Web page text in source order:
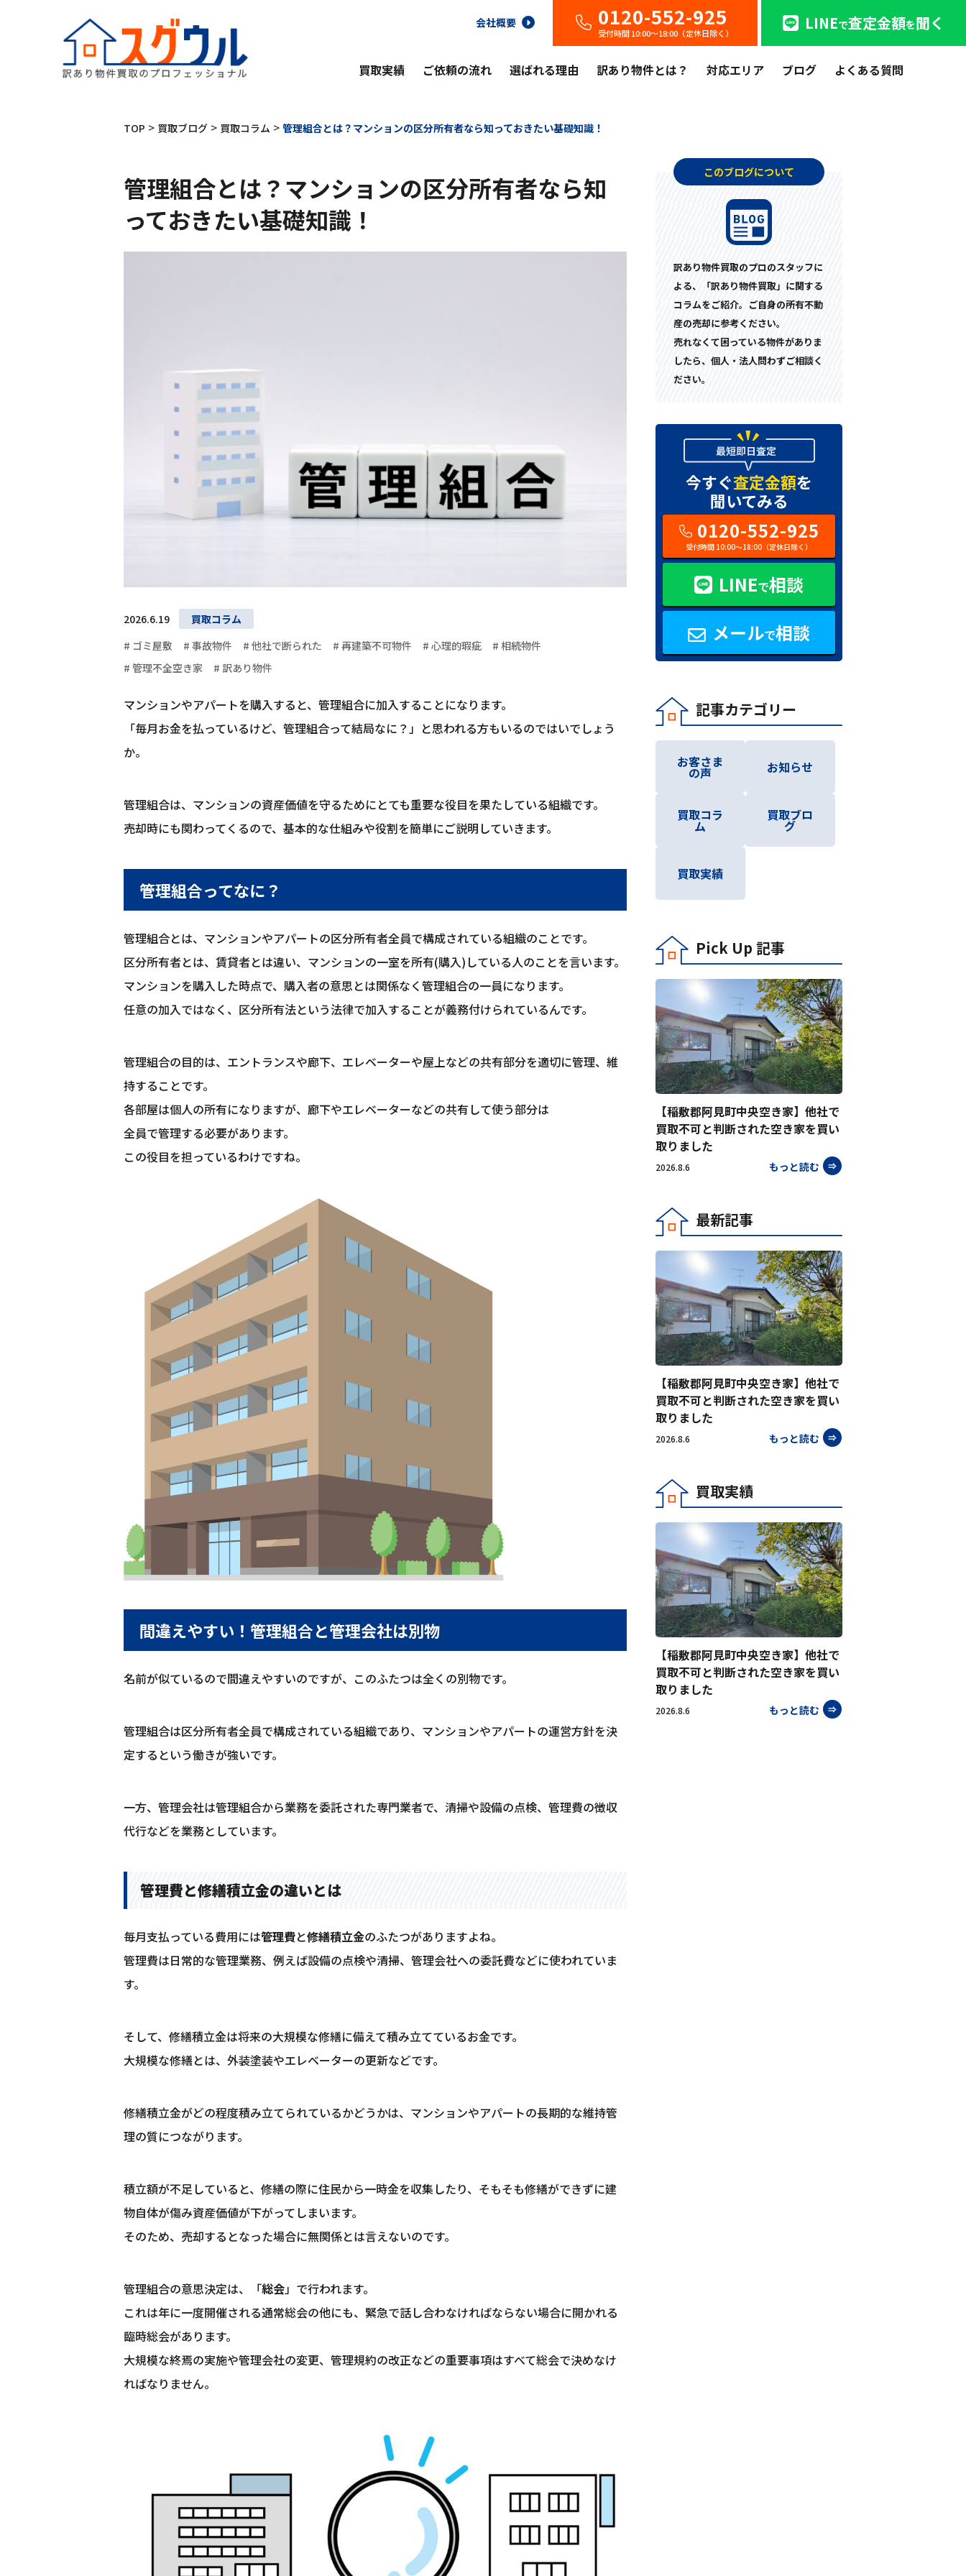
買取実績 ご依頼の流れ 選ばれる理由 訳あり物件とは？ 対応エリア ブログ よくある質問
会社概要 0120-552-925
受付時間 10:00〜18:00（定休日除く） LINEで査定金額を聞く
TOP > 買取ブログ > 買取コラム > 管理組合とは？マンションの区分所有者なら知っておきたい基礎知識！
管理組合とは？マンションの区分所有者なら知
っておきたい基礎知識！
2026.6.19
買取コラム
# ゴミ屋敷
# 事故物件 # 他社で断られた # 再建築不可物件 # 心理的瑕疵
# 相続物件
# 管理不全空き家
# 訳あり物件
マンションやアパートを購入すると、管理組合に加入することになります。
「毎月お金を払っているけど、管理組合って結局なに？」と思われる方もいるのではいでしょう
か。
管理組合は、マンションの資産価値を守るためにとても重要な役目を果たしている組織です。
売却時にも関わってくるので、基本的な仕組みや役割を簡単にご説明していきます。
管理組合ってなに？
管理組合とは、マンションやアパートの区分所有者全員で構成されている組織のことです。
区分所有者とは、賃貸者とは違い、マンションの一室を所有(購入)している人のことを言います。
マンションを購入した時点で、購入者の意思とは関係なく管理組合の一員になります。
任意の加入ではなく、区分所有法という法律で加入することが義務付けられているんです。
管理組合の目的は、エントランスや廊下、エレベーターや屋上などの共有部分を適切に管理、維
持することです。
各部屋は個人の所有になりますが、廊下やエレベーターなどの共有して使う部分は
全員で管理する必要があります。
この役目を担っているわけですね。
間違えやすい！管理組合と管理会社は別物
名前が似ているので間違えやすいのですが、このふたつは全くの別物です。
管理組合は区分所有者全員で構成されている組織であり、マンションやアパートの運営方針を決
定するという働きが強いです。
一方、管理会社は管理組合から業務を委託された専門業者で、清掃や設備の点検、管理費の徴収
代行などを業務としています。
管理費と修繕積立金の違いとは
毎月支払っている費用には管理費と修繕積立金のふたつがありますよね。
管理費は日常的な管理業務、例えば設備の点検や清掃、管理会社への委託費などに使われていま
す。
そして、修繕積立金は将来の大規模な修繕に備えて積み立てているお金です。
大規模な修繕とは、外装塗装やエレベーターの更新などです。
修繕積立金がどの程度積み立てられているかどうかは、マンションやアパートの長期的な維持管
理の質につながります。
積立額が不足していると、修繕の際に住民から一時金を収集したり、そもそも修繕ができずに建
物自体が傷み資産価値が下がってしまいます。
そのため、売却するとなった場合に無関係とは言えないのです。
管理組合の意思決定は、「総会」で行われます。
これは年に一度開催される通常総会の他にも、緊急で話し合わなければならない場合に開かれる
臨時総会があります。
大規模な終焉の実施や管理会社の変更、管理規約の改正などの重要事項はすべて総会で決めなけ
ればなりません。
このブログについて
訳あり物件買取のプロのスタッフに
よる、「訳あり物件買取」に関する
コラムをご紹介。ご自身の所有不動
産の売却に参考ください。
売れなくて困っている物件がありま
したら、個人・法人問わずご相談く
ださい。
今すぐ査定金額を
聞いてみる
0120-552-925
受付時間 10:00〜18:00（定休日除く）
LINEで相談
メールで相談
記事カテゴリー
お客さま
の声 お知らせ
買取コラ
ム
買取ブロ
グ
買取実績
Pick Up 記事
【稲敷郡阿見町中央空き家】他社で
買取不可と判断された空き家を買い
取りました
2026.8.6 もっと読む
最新記事
【稲敷郡阿見町中央空き家】他社で
買取不可と判断された空き家を買い
取りました
2026.8.6 もっと読む
買取実績
【稲敷郡阿見町中央空き家】他社で
買取不可と判断された空き家を買い
取りました
2026.8.6 もっと読む